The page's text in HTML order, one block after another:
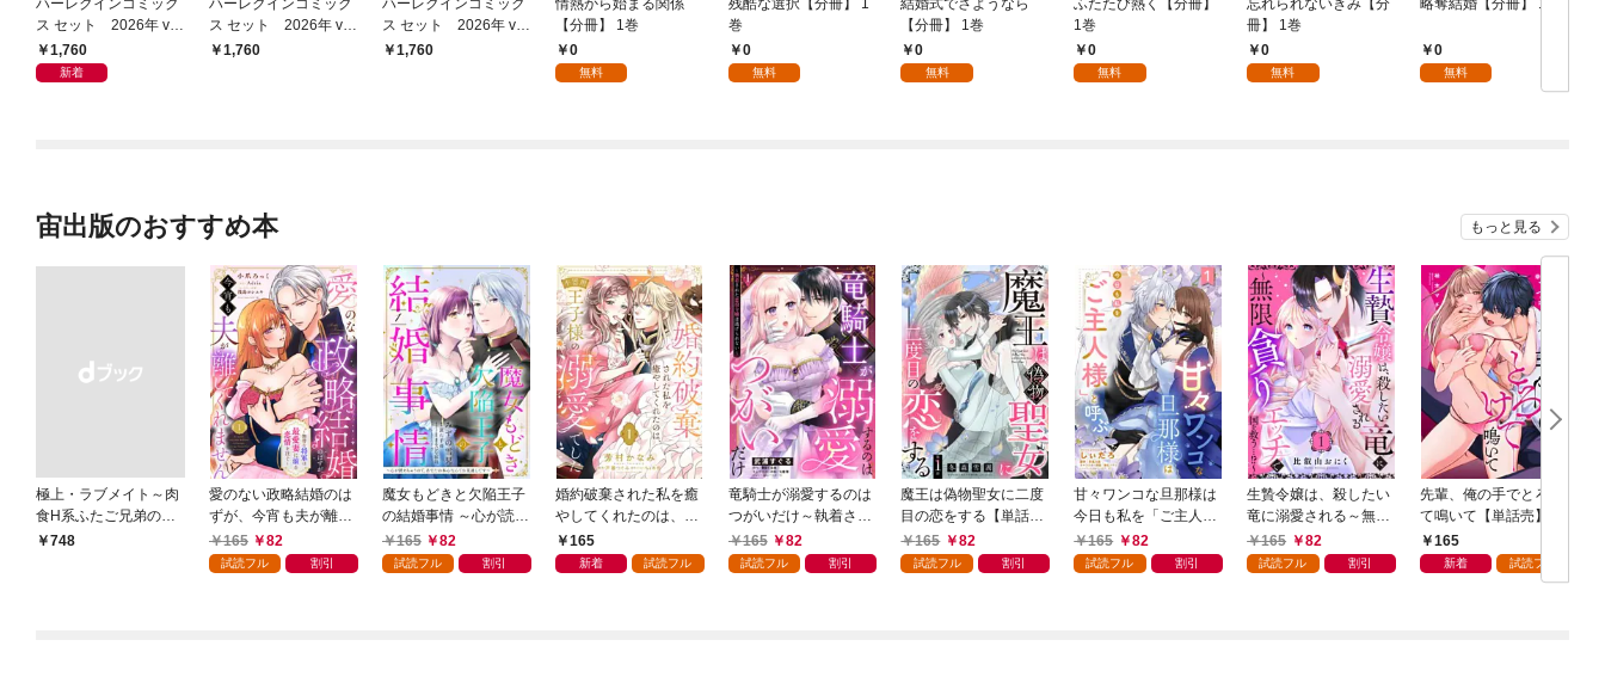
ハーレクインコミック
ス セット 2026年 vo
l.1075
1,760
新着
ハーレクインコミック
ス セット 2026年 vo
l.902
1,760
ハーレクインコミック
ス セット 2026年 vo
l.906
1,760
情熱から始まる関係
【分冊】 1巻
0
無料
残酷な選択【分冊】 1
巻
0
無料
結婚式でさようなら
【分冊】 1巻
0
無料
ふたたび熱く【分冊】
1巻
0
無料
忘れられないきみ【分
冊】 1巻
0
無料
略奪結婚【分冊】 1巻
0
無料
宙出版のおすすめ本 もっと見る
極上・ラブメイト～肉
食H系ふたご兄弟のお
気にいり～
￥748
愛のない政略結婚のは
ずが、今宵も夫が離し
てくれません～無骨な
将軍は最愛妻に滾る恋
165 82
試読フル 割引
魔女もどきと欠陥王子
の結婚事情 ～心が読め
ちゃうので、あなたの
本心なんてお見通しで
165 82
試読フル 割引
婚約破棄された私を癒
やしてくれたのは、不
器用王子様の溺愛でし
た【単話売】 1話
165
新着 試読フル
竜騎士が溺愛するのは
つがいだけ～執着され
た悪役令嬢は逃げられ
ない～【単話売】 1話
165 82
試読フル 割引
魔王は偽物聖女に二度
目の恋をする【単話
売】 1話
165 82
試読フル 割引
甘々ワンコな旦那様は
今日も私を「ご主人
様」と呼ぶ 【単話売】
1話
165 82
試読フル 割引
生贄令嬢は、殺したい
竜に溺愛される～無限
貪りエッチで国を救
う…！？～【単話売】
165 82
試読フル 割引
先輩、俺の手でとろけ
て鳴いて【単話売】 1
話165
新着 試読フル